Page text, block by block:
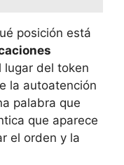
posición está
lugar del token
la autoatención
palabra que
que aparece
el orden y la